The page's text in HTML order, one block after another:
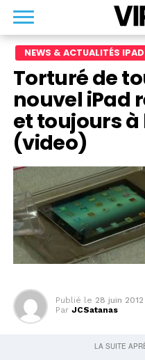
NEWS & ACTUALITÉS IPAD
Torturé de
nouvel iPad
et toujours à
(video)
Publié le 28 juin
Par JCSatanas